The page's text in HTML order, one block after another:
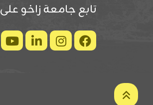
تابع جامعة زاخو على